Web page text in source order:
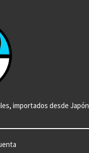
importados desde Japón